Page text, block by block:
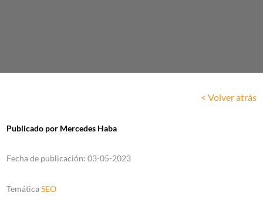
< Volver atrás
Publicado por Mercedes Haba
Fecha de publicación:03-05-2023
TemáticaSEO